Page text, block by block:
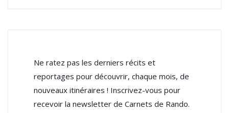
Ne ratez pas les derniers récits et
reportages pour découvrir, chaque mois, de
nouveaux itinéraires ! Inscrivez-vous pour
recevoir la newsletter de Carnets de Rando.